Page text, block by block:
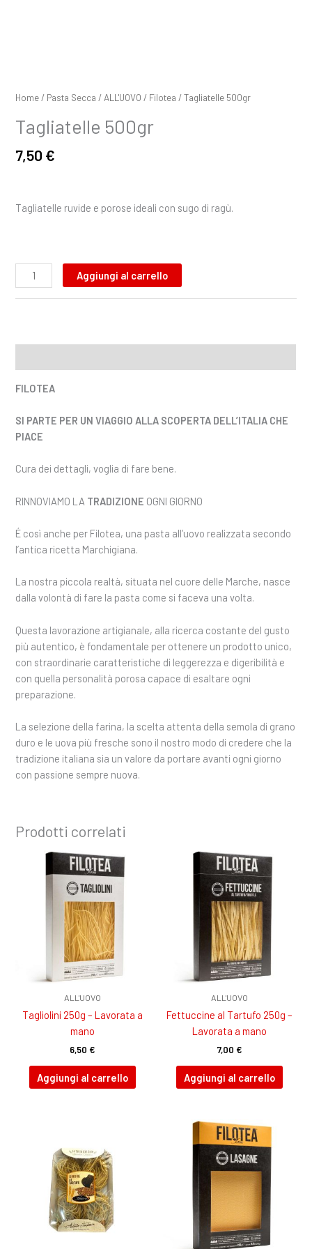
Home / Pasta Secca / ALL'UOVO / Filotea / Tagliatelle 500gr
Tagliatelle 500gr
7,50 €
Tagliatelle ruvide e porose ideali con sugo di ragù.
Aggiungi al carrello
FILOTEA
SI PARTE PER UN VIAGGIO ALLA SCOPERTA DELL’ITALIA CHE
PIACE
Cura dei dettagli, voglia di fare bene.
RINNOVIAMO LA TRADIZIONE OGNI GIORNO
É così anche per Filotea, una pasta all’uovo realizzata secondo
l’antica ricetta Marchigiana.
La nostra piccola realtà, situata nel cuore delle Marche, nasce
dalla volontà di fare la pasta come si faceva una volta.
Questa lavorazione artigianale, alla ricerca costante del gusto
più autentico, è fondamentale per ottenere un prodotto unico,
con straordinarie caratteristiche di leggerezza e digeribilità e
con quella personalità porosa capace di esaltare ogni
preparazione.
La selezione della farina, la scelta attenta della semola di grano
duro e le uova più fresche sono il nostro modo di credere che la
tradizione italiana sia un valore da portare avanti ogni giorno
con passione sempre nuova.
Prodotti correlati
ALL'UOVO
Tagliolini 250g – Lavorata a
mano
6,50 €
Aggiungi al carrello
ALL'UOVO
Fettuccine al Tartufo 250g –
Lavorata a mano
7,00 €
Aggiungi al carrello